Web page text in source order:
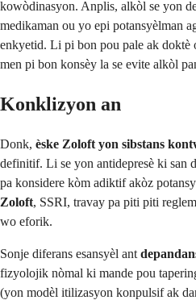
kowòdinasyon. Anplis, alkòl se yon
medikaman ou yo epi potansyèlman
enkyetid. Li pi bon pou pale ak doktè
men pi bon konsèy la se evite alkòl
Konklizyon an
Donk, èske Zoloft yon sibstans
definitif. Li se yon antidepresè ki san
pa konsidere kòm adiktif akòz
Zoloft, SSRI, travay pa piti piti
wo eforik.
Sonje diferans esansyèl ant
fizyolojik nòmal ki mande pou
(yon modèl itilizasyon konpulsif ak